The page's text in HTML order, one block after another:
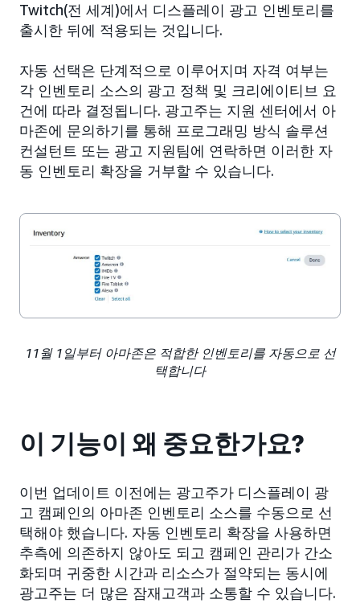
Twitch(전 세계)에서 디스플레이 광고 인벤토리를
출시한 뒤에 적용되는 것입니다.
자동 선택은 단계적으로 이루어지며 자격 여부는
각 인벤토리 소스의 광고 정책 및 크리에이티브 요
건에 따라 결정됩니다. 광고주는 지원 센터에서 아
마존에 문의하기를 통해 프로그래밍 방식 솔루션
컨설턴트 또는 광고 지원팀에 연락하면 이러한 자
동 인벤토리 확장을 거부할 수 있습니다.
11월 1일부터 아마존은 적합한 인벤토리를 자동으로 선
택합니다
이 기능이 왜 중요한가요?
이번 업데이트 이전에는 광고주가 디스플레이 광
고 캠페인의 아마존 인벤토리 소스를 수동으로 선
택해야 했습니다. 자동 인벤토리 확장을 사용하면
추측에 의존하지 않아도 되고 캠페인 관리가 간소
화되며 귀중한 시간과 리소스가 절약되는 동시에
광고주는 더 많은 잠재고객과 소통할 수 있습니다.